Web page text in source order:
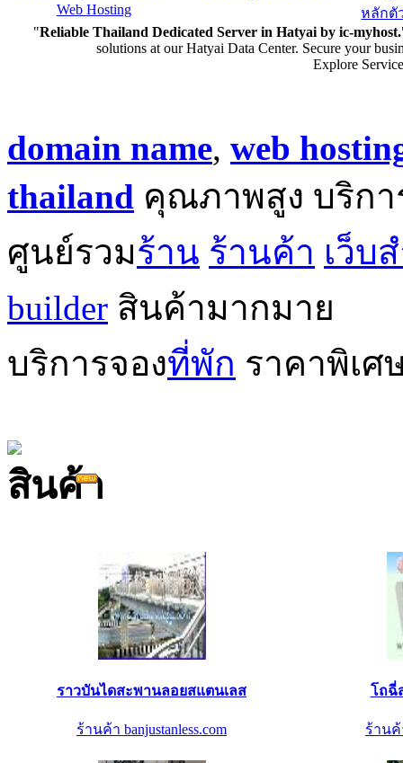
Web Hosting
หลักตั
"Reliable Thailand Dedicated Server in Hatyai by ic-myhost.
solutions at our Hatyai Data Center. Secure your
Explore
domain name, web
thailand คุณภาพสูง บริกา
ศูนย์รวมร้าน ร้านค้า เว็บ
builder สินค้ามากมาย
บริการจองที่พัก ราคาพิเศ
ราวบันไดสะพานลอยสแตนเลส
ร้านค้า banjustanless.com
โถฉี่
ร้านค้